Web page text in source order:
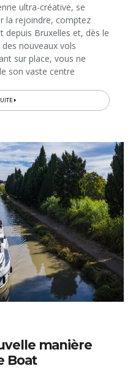
ultra-créative, se
la rejoindre, comptez
depuis Bruxelles et, dès le
nouveaux vols
sur place, vous ne
son vaste centre
manière
Boat